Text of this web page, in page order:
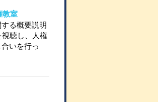
室
る概要説明
聴し、人権
いを行っ